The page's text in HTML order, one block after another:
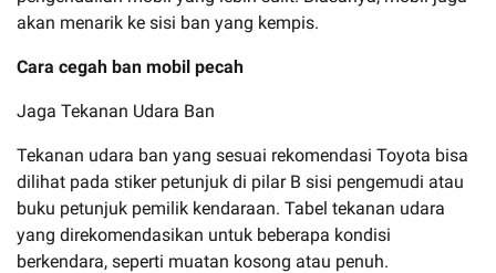
akan menarik ke sisi ban yang kempis.
Cara cegah ban mobil pecah
Jaga Tekanan Udara Ban
Tekanan udara ban yang sesuai rekomendasi Toyota bisa
dilihat pada stiker petunjuk di pilar B sisi pengemudi atau
buku petunjuk pemilik kendaraan. Tabel tekanan udara
yang direkomendasikan untuk beberapa kondisi
berkendara, seperti muatan kosong atau penuh.